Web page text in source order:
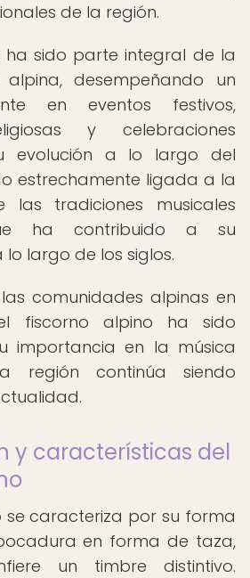
de la región.
ha sido parte integral de la
desempeñando un
en eventos festivos,
y celebraciones
evolución a lo largo del
estrechamente ligada a la
las tradiciones musicales
ha contribuido a su
largo de los siglos.
comunidades alpinas en
fiscorno alpino ha sido
importancia en la música
región continúa siendo
y características del
se caracteriza por su forma
en forma de taza,
un timbre distintivo.